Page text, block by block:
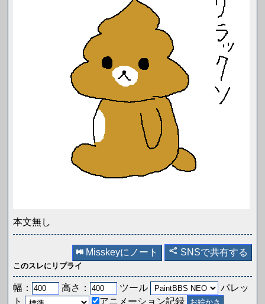
本文無し
Misskeyにノート SNSで共有する
このスレにリプライ
幅： 高さ： ツール
パレッ
ト
アニメーション記録